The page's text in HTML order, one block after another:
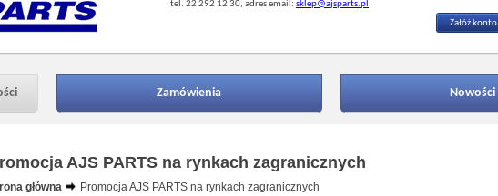
tel. 22 292 12 30, adres email: sklep@ajsparts.pl
Załóż konto
Zamówienia Nowości
AJS PARTS na rynkach zagranicznych
główna Promocja AJS PARTS na rynkach zagranicznych